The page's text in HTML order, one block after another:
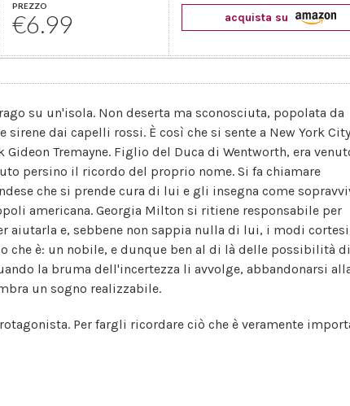
PREZZO
€6.99 acquista su
su un'isola. Non deserta ma sconosciuta, popolata da
dai capelli rossi. È così che si sente a New York
Tremayne. Figlio del Duca di Wentworth, era
persino il ricordo del proprio nome. Si fa chiamare
che si prende cura di lui e gli insegna come
americana. Georgia Milton si ritiene responsabile per
aiutarla e, sebbene non sappia nulla di lui, i modi cortesi
che è: un nobile, e dunque ben al di là delle possibilità
la bruma dell'incertezza li avvolge, abbandonarsi
un sogno realizzabile.
Per fargli ricordare ciò che è veramente